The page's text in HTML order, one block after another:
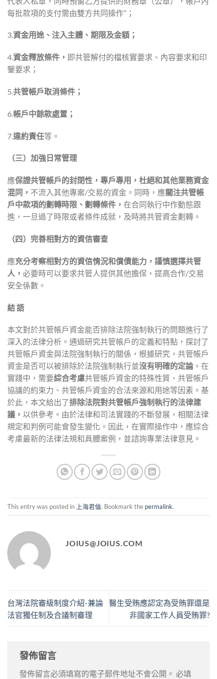
每批款項的支付需由雙方共同操作”；
3.資金用途、注入主體、期限及金額；
4.資金釋放條件， 即共管解付的檔核實要求、內容要求和印
鑒要求；
5.共管帳戶取消條件；
6. 帳戶中餘款處置；
7.違約責任等。
（三）加強日常管理
應保證共管帳戶的封閉性，專戶專用，杜絕和其他業務資金
混同， 不流入其他專案/交易的資金。同時，應關注共管帳
戶中款項的劃轉時限、劃轉條件， 在合同執行中作動態跟
進，一旦過了時限或者條件成就，及時將共管資金劃轉。
（四）完善相對方的資信審查
應充分考察相對方的資信情況和償債能力，謹慎選擇共管
人， 必要時可以要求共管人提供其他擔保，提高合作/交易
安全係數。
結語
本文對於共管帳戶資金能否排除法院強制執行的問題進行了
深入的法律分析。通過研究共管帳戶的定義和特點，探討了
共管帳戶資金與法院強制執行的關係，根據研究，共管帳戶
資金是否可以被排除於法院強制執行並沒有明確的定論 。在
實踐中，需要綜合考慮共管帳戶資金的特殊性質、共管帳戶
協議的約束力、共管帳戶資金的合法來源和用途等因素。基
於此，本文給出了排除法院對共管帳戶強制執行的法律建
議， 以供參考。由於法律和司法實踐的不斷發展，相關法律
規定和判例可能會發生變化。因此，在實際操作中，應綜合
考慮最新的法律法規和具體案例，並諮詢專業法律意見。
This entry was posted in 上海君倫. Bookmark the permalink.
JOIUS@JOIUS.COM
台灣法院審級制度介紹-兼論
法官獨任制及合議制審理
醫生受賄應認定為受賄罪還是
非國家工作人員受賄罪?
發佈留言
發佈留言必須填寫的電子郵件地址不會公開。 必填